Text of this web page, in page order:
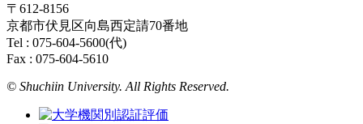
〒612-8156
京都市伏見区向島西定請70番地
Tel : 075-604-5600(代)
Fax : 075-604-5610
© Shuchiin University. All Rights Reserved.